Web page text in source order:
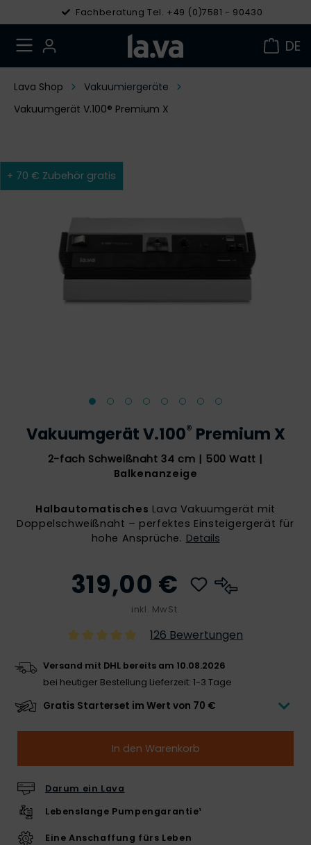
Fachberatung Tel. +49 (0)7581 - 90430
DE
Lava Shop
Vakuumiergeräte
Vakuumgerät V.100® Premium X
+ 70 € Zubehör gratis
Vakuumgerät V.100® Premium X
2-fach Schweißnaht 34 cm | 500 Watt |
Balkenanzeige
Halbautomatisches Lava Vakuumgerät mit
Doppelschweißnaht – perfektes Einsteigergerät für
hohe Ansprüche. Details
319,00 €
inkl. MwSt.
126 Bewertungen
Versand mit DHL bereits am 10.08.2026
bei heutiger Bestellung Lieferzeit: 1-3 Tage
Gratis Starterset im Wert von 70 €
In den Warenkorb
Darum ein Lava
Lebenslange Pumpengarantie¹
Eine Anschaffung fürs Leben